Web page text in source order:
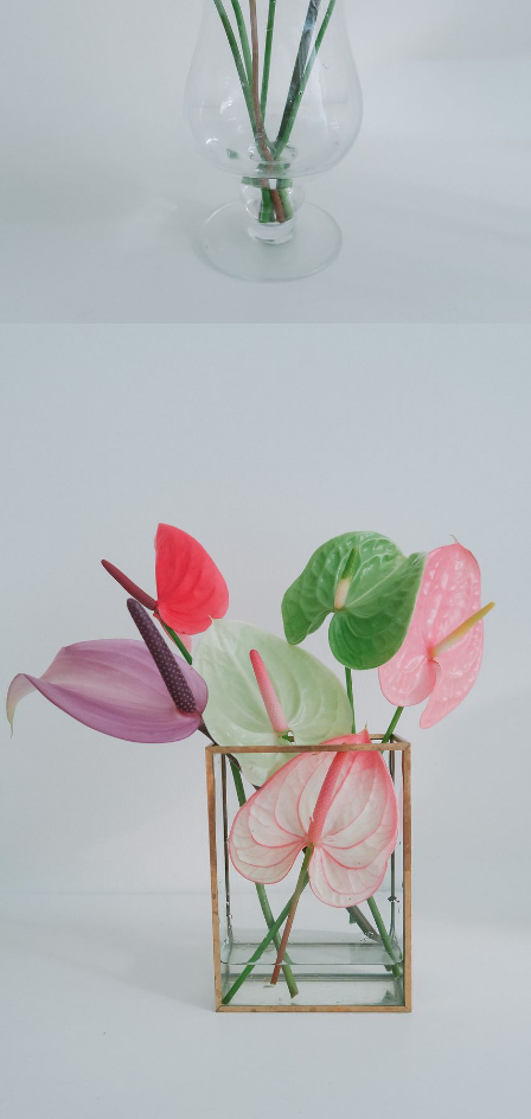
指定はできません。受け取り時間帯は、発送後にクロネコヤ
マトのアプリから変更可能です。
Q. 注文後にキャンセルできますか？
ご注文後一定時間内であればキャンセル可能です。